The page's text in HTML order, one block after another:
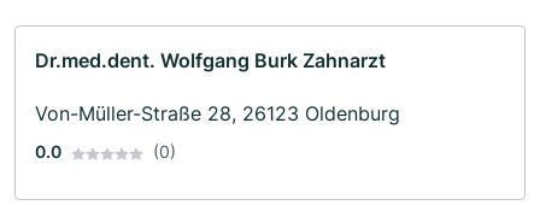
Dr.med.dent. Wolfgang Burk Zahnarzt
Von-Müller-Straße 28, 26123 Oldenburg
0.0 (0)